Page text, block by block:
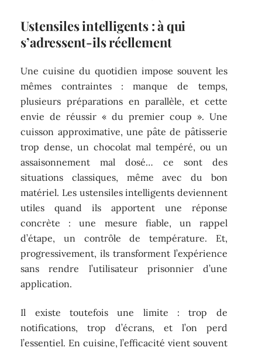
Ustensiles intelligents : à qui
s’adressent-ils réellement
Une cuisine du quotidien impose souvent les
mêmes contraintes : manque de temps,
plusieurs préparations en parallèle, et cette
envie de réussir « du premier coup ». Une
cuisson approximative, une pâte de pâtisserie
trop dense, un chocolat mal tempéré, ou un
assaisonnement mal dosé… ce sont des
situations classiques, même avec du bon
matériel. Les ustensiles intelligents deviennent
utiles quand ils apportent une réponse
concrète : une mesure fiable, un rappel
d’étape, un contrôle de température. Et,
progressivement, ils transforment l’expérience
sans rendre l’utilisateur prisonnier d’une
application.
Il existe toutefois une limite : trop de
notifications, trop d’écrans, et l’on perd
l’essentiel. En cuisine, l’efficacité vient souvent